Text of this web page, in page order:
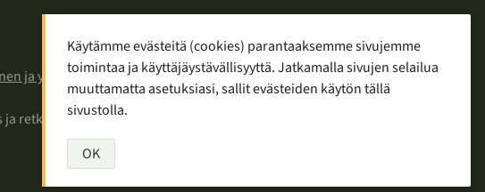
ja yhteistyö
retkeily
Käytämme evästeitä (cookies) parantaaksemme sivujemme
toimintaa ja käyttäjäystävällisyyttä. Jatkamalla sivujen selailua
muuttamatta asetuksiasi, sallit evästeiden käytön tällä
sivustolla.
OK